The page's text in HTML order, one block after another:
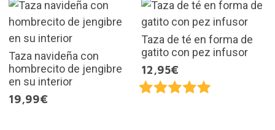
Taza navideña con
hombrecito de jengibre
en su interior
19,99€
Taza de té en forma de
gatito con pez infusor
12,95€